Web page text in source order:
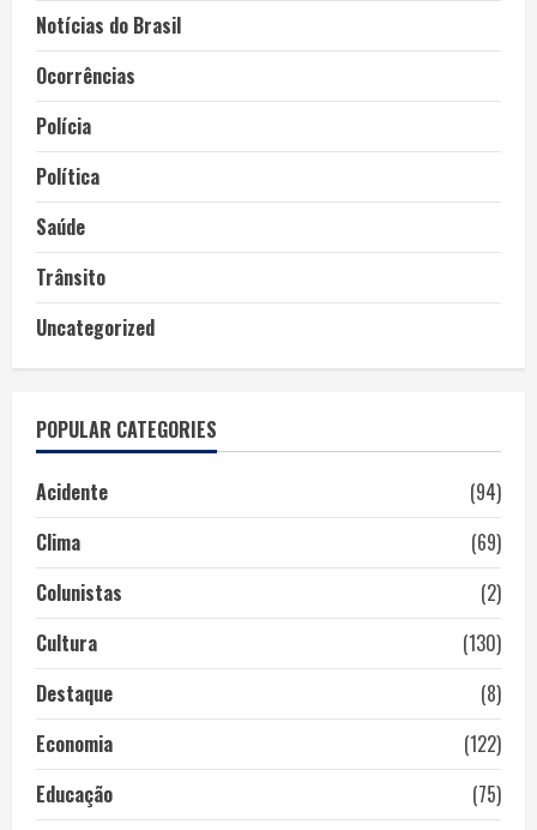
Notícias do Brasil
Ocorrências
Polícia
Política
Saúde
Trânsito
Uncategorized
POPULAR CATEGORIES
Acidente
(94)
Clima
(69)
Colunistas
(2)
Cultura
(130)
Destaque
(8)
Economia
(122)
Educação
(75)